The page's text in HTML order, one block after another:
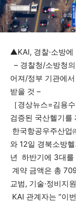
▲KAI, 경찰·소방
– 경찰청/소방청
어져/정부 기관에
받을 것 –
［경상뉴스=김용
검증된 국산헬기를
한국항공우주산업
와 12일 경북소방
년 하반기에 3대를
계약 금액은 총
교범, 기술·정비지
KAI 관계자는 “이